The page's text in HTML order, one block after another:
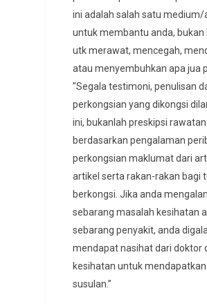
ini adalah salah satu
untuk membantu anda, bukan
utk merawat, mencegah,
atau menyembuhkan apa jua
"Segala testimoni, penulisan
perkongsian yang dikongsi
ini, bukanlah preskipsi
berdasarkan pengalaman
perkongsian maklumat dari
artikel serta rakan-rakan bagi
berkongsi. Jika anda
sebarang masalah kesihatan
sebarang penyakit, anda
mendapat nasihat dari doktor
kesihatan untuk
susulan.”